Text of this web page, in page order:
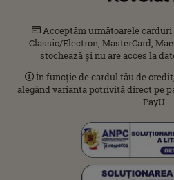
Acceptăm următoarele carduri
Classic/Electron, MasterCard,
stochează și nu are acces la
În funcție de cardul tău de
alegând varianta potrivită direct pe
PayU.